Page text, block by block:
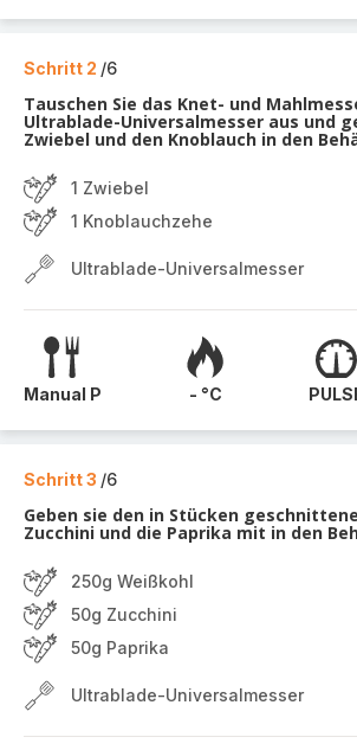
Schritt 2 /6
Tauschen Sie das Knet- und
Ultrablade-Universalmesser aus und
Zwiebel und den Knoblauch in den
1 Zwiebel
1 Knoblauchzehe
Ultrablade-Universalmesser
Manual P - °C
Schritt 3 /6
Geben sie den in Stücken
Zucchini und die Paprika mit in den
250g Weißkohl
50g Zucchini
50g Paprika
Ultrablade-Universalmesser